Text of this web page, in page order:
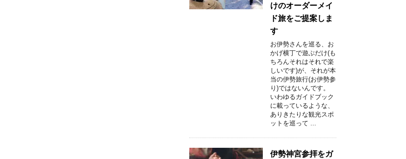
けのオーダーメイ
ド旅をご提案しま
す
お伊勢さんを巡る、お
かげ横丁で遊ぶだけ(も
ちろんそれはそれで楽
しいです)が、それが本
当の伊勢旅行(お伊勢参
り)ではないんです。
いわゆるガイドブック
に載っているような、
ありきたりな観光スポ
ットを巡って ...
伊勢神宮参拝をガ